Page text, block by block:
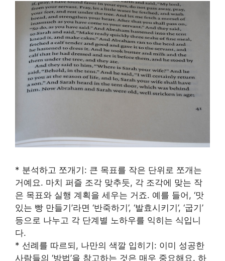
* 분석하고 쪼개기: 큰 목표를 작은 단위로 쪼개는
거예요. 마치 퍼즐 조각 맞추듯, 각 조각에 맞는 작
은 목표와 실행 계획을 세우는 거죠. 예를 들어, ‘맛
있는 빵 만들기’라면 ‘반죽하기’, ‘발효시키기’, ‘굽기’
등으로 나누고 각 단계별 노하우를 익히는 식입니
다.
* 선례를 따르되, 나만의 색깔 입히기: 이미 성공한
사람들의 ‘방법’을 참고하는 것은 매우 중요해요. 하